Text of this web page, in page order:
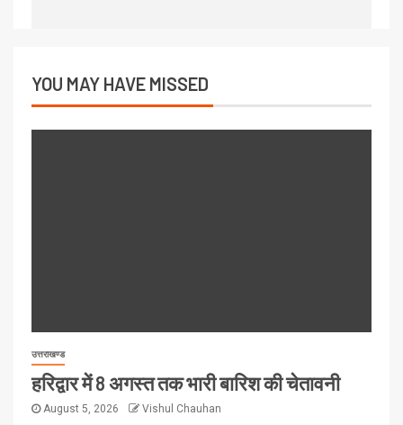
YOU MAY HAVE MISSED
उत्तराखण्ड
हरिद्वार में 8 अगस्त तक भारी बारिश की चेतावनी
August 5, 2026 Vishul Chauhan